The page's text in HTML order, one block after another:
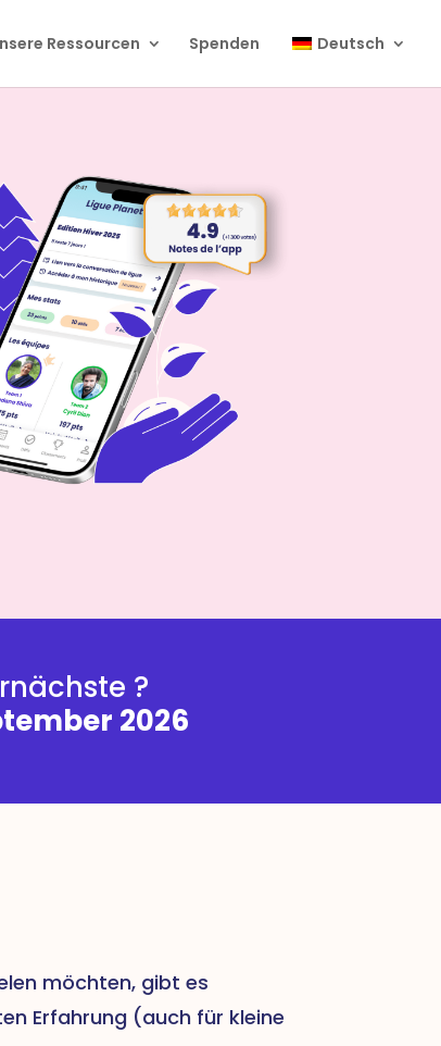
Ressourcen Spenden Deutsch
?
2026
möchten, gibt es
Erfahrung (auch für kleine